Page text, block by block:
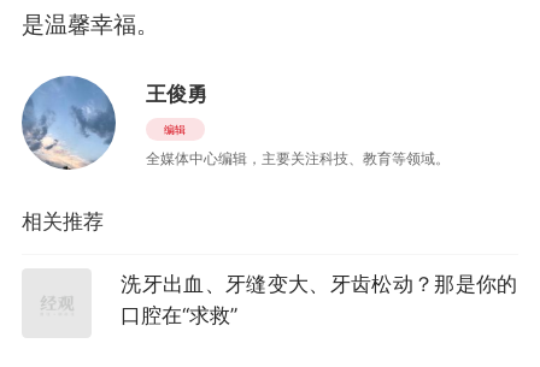
是温馨幸福。
王俊勇
编辑
全媒体中心编辑，主要关注科技、教育等领域。
相关推荐
洗牙出血、牙缝变大、牙齿松动？那是你的
口腔在“求救”